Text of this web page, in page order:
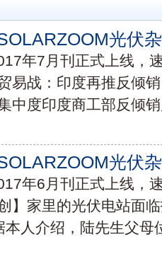
光伏
年7月刊正式上线，
易战：印度再推反倾
中度印度商工部反倾
光伏
年6月刊正式上线，
】家里的光伏电站面
人介绍，陆先生父母